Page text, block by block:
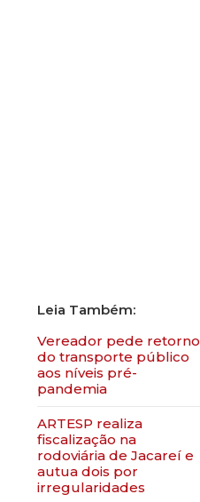
Vereador pede retorno
do transporte público
aos níveis pré-
pandemia
ARTESP realiza
fiscalização na
rodoviária de Jacareí e
autua dois por
irregularidades